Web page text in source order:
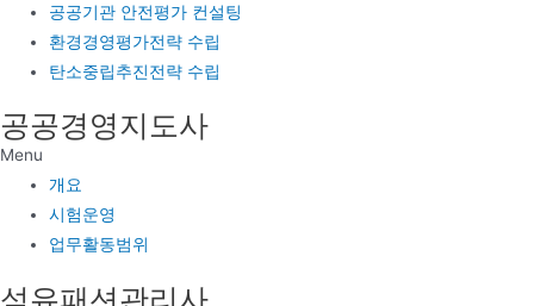
공공기관 안전평가 컨설팅
환경경영평가전략 수립
탄소중립추진전략 수립
공공경영지도사
Menu
개요
시험운영
업무활동범위
섬유패션관리사